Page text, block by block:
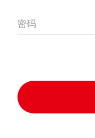
密码